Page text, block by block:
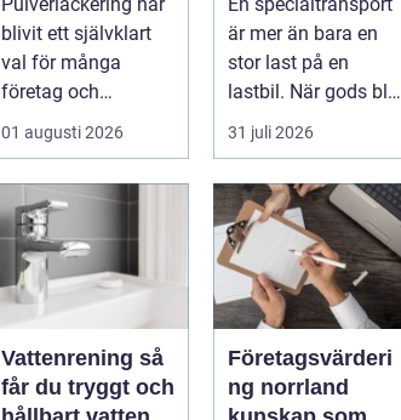
industri och
privatpersoner
blivit ett självklart
val för många
företag och
privatpersoner som
01 augusti 2026
transporter
är mer än bara en
stor last på en
lastbil. När gods blir
för tungt, för högt
31 juli 2026
Vattenrening så
får du tryggt och
Företagsvärderi
ng norrland